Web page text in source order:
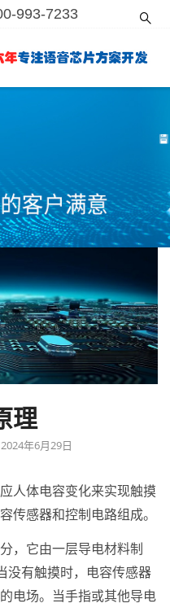
993-7233
理
2024年6月29日
人体电容变化来实现触摸
传感器和控制电路组成。
，它由一层导电材料制
没有触摸时，电容传感器
电场。当手指或其他导电